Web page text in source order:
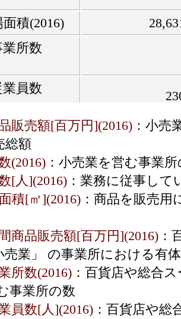
積(2016)
所数
員数
所数
員数
品販売額
数(2016)
数(2016)
販売額[百万円](2016) ：小売
総額
(2016) ：小売業を営む事業
[人](2016) ：業務に従事して
積[㎡](2016) ：商品を販売
商品販売額[百万円](2016) ：
売業」 の事業所における有
所数(2016) ：百貨店や総合
事業所の数
員数[人](2016) ：百貨店や総